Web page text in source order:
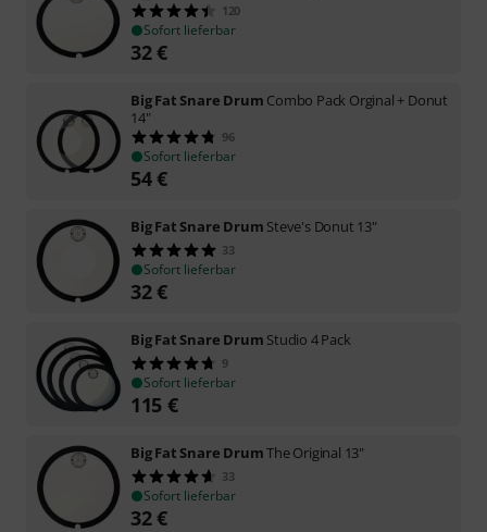
120
Sofort lieferbar
32€
Big Fat Snare Drum Combo Pack Orginal + Donut
14"
96
Sofort lieferbar
54€
Big Fat Snare Drum Steve's Donut 13"
33
Sofort lieferbar
32€
Big Fat Snare Drum Studio 4 Pack
9
Sofort lieferbar
115 €
Big Fat Snare DrumThe Original 13"
33
Sofort lieferbar
32€